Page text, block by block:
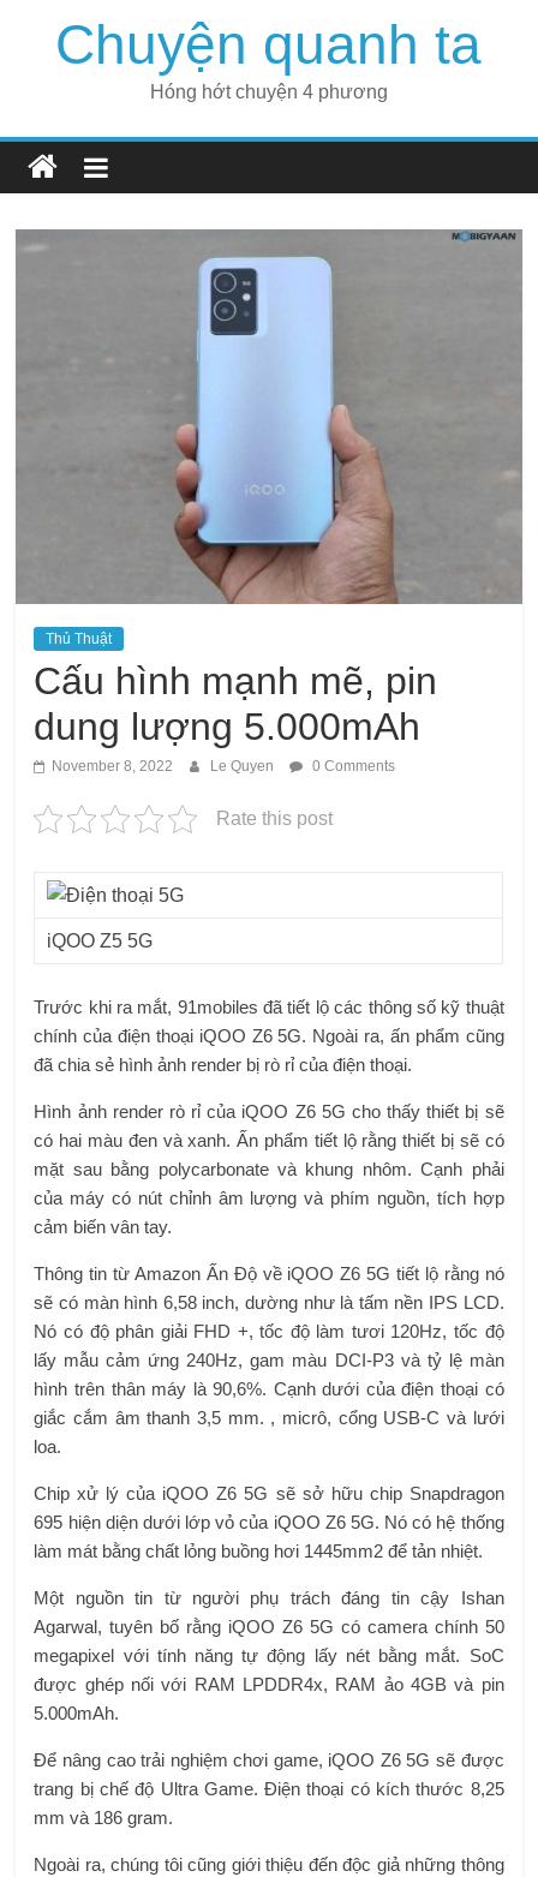
Chuyện quanh ta
Hóng hớt chuyện 4 phương
Thủ Thuật
Cấu hình mạnh mẽ, pin
dung lượng 5.000mAh
November 8, 2022 Le Quyen 0 Comments
Rate this post
iQOO Z5 5G
Trước khi ra mắt, 91mobiles đã tiết lộ các thông số kỹ thuật
chính của điện thoại iQOO Z6 5G. Ngoài ra, ấn phẩm cũng
đã chia sẻ hình ảnh render bị rò rỉ của điện thoại.
Hình ảnh render rò rỉ của iQOO Z6 5G cho thấy thiết bị sẽ
có hai màu đen và xanh. Ấn phẩm tiết lộ rằng thiết bị sẽ có
mặt sau bằng polycarbonate và khung nhôm. Cạnh phải
của máy có nút chỉnh âm lượng và phím nguồn, tích hợp
cảm biến vân tay.
Thông tin từ Amazon Ấn Độ về iQOO Z6 5G tiết lộ rằng nó
sẽ có màn hình 6,58 inch, dường như là tấm nền IPS LCD.
Nó có độ phân giải FHD +, tốc độ làm tươi 120Hz, tốc độ
lấy mẫu cảm ứng 240Hz, gam màu DCI-P3 và tỷ lệ màn
hình trên thân máy là 90,6%. Cạnh dưới của điện thoại có
giắc cắm âm thanh 3,5 mm. , micrô, cổng USB-C và lưới
loa.
Chip xử lý của iQOO Z6 5G sẽ sở hữu chip Snapdragon
695 hiện diện dưới lớp vỏ của iQOO Z6 5G. Nó có hệ thống
làm mát bằng chất lỏng buồng hơi 1445mm2 để tản nhiệt.
Một nguồn tin từ người phụ trách đáng tin cậy Ishan
Agarwal, tuyên bố rằng iQOO Z6 5G có camera chính 50
megapixel với tính năng tự động lấy nét bằng mắt. SoC
được ghép nối với RAM LPDDR4x, RAM ảo 4GB và pin
5.000mAh.
Để nâng cao trải nghiệm chơi game, iQOO Z6 5G sẽ được
trang bị chế độ Ultra Game. Điện thoại có kích thước 8,25
mm và 186 gram.
Ngoài ra, chúng tôi cũng giới thiệu đến độc giả những thông